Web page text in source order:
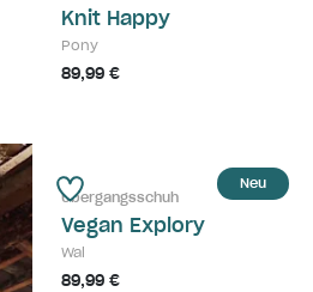
Knit Happy
Pony
89,99 €
Neu
Übergangsschuh
Vegan Explory
Wal
89,99 €